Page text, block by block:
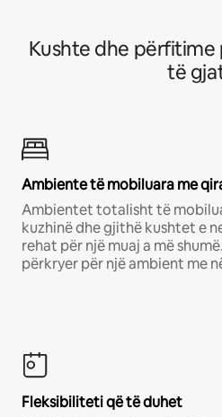
Kushte dhe
të
Ambiente të mobiluara me
Ambientet totalisht të
kuzhinë dhe gjithë kushtet e
rehat për një muaj a më
përkryer për një ambient me
Fleksibiliteti që të duhet